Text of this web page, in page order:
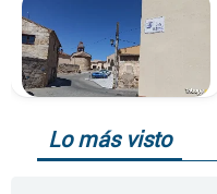
Lo más visto